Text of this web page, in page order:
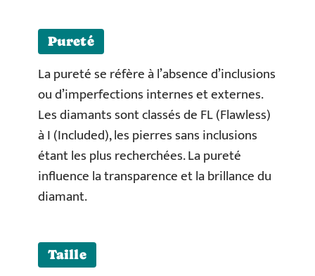
Pureté
La pureté se réfère à l’absence d’inclusions
ou d’imperfections internes et externes.
Les diamants sont classés de FL (Flawless)
à I (Included), les pierres sans inclusions
étant les plus recherchées. La pureté
influence la transparence et la brillance du
diamant.
Taille